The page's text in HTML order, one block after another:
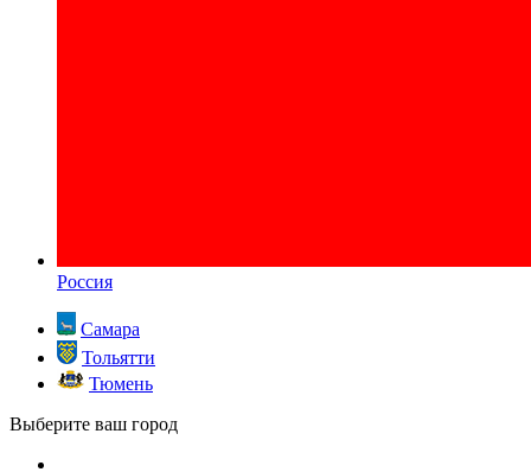
Россия
Самара
Тольятти
Тюмень
Выберите ваш город